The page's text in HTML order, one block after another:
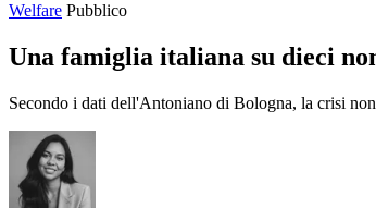
Welfare Pubblico
Una famiglia italiana su dieci
Secondo i dati dell'Antoniano di Bologna, la crisi